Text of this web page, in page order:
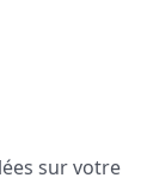
sur votre